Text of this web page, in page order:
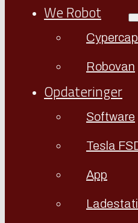
We Robot
Cypercap
Robovan
Opdateringer
Software
Tesla
App